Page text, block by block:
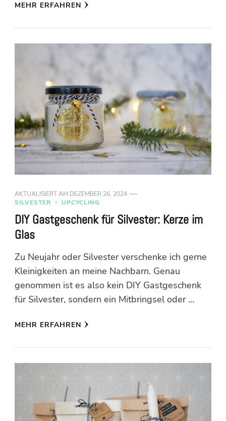
MEHR ERFAHREN
AKTUALISIERT AM DEZEMBER 26, 2024
SILVESTER
UPCYCLING
DIY Gastgeschenk für Silvester: Kerze im
Glas
Zu Neujahr oder Silvester verschenke ich gerne
Kleinigkeiten an meine Nachbarn. Genau
genommen ist es also kein DIY Gastgeschenk
für Silvester, sondern ein Mitbringsel oder …
MEHR ERFAHREN